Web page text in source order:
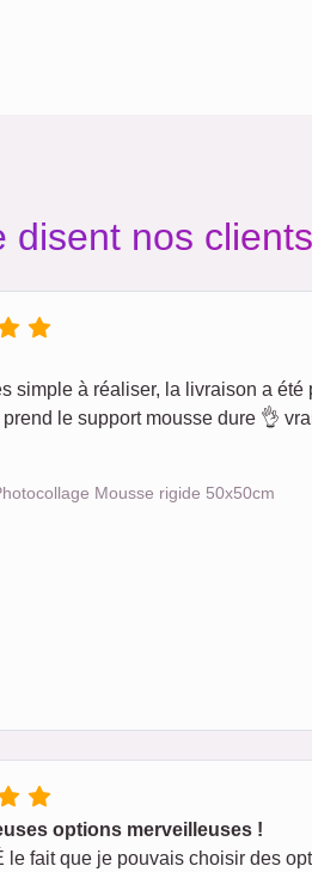
disent nos clients
simple à réaliser, la livraison a
le support mousse dure 👌
Mousse rigide 50x50cm
options merveilleuses !
le fait que je pouvais choisir des